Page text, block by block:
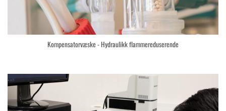
Kompensatorvæske - Hydraulikk flammereduserende